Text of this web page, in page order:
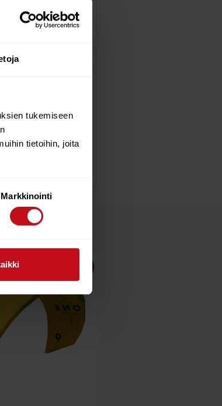
tukemiseen
tietoihin, joita
Markkinointi